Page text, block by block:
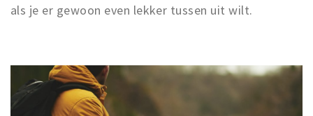
als je er gewoon even lekker tussen uit wilt.